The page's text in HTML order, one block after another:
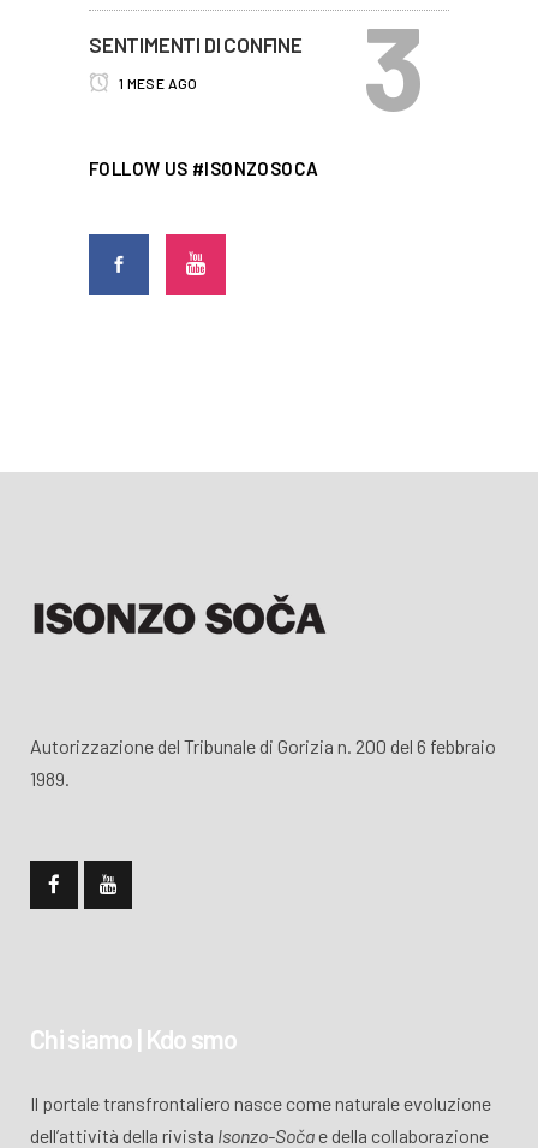
SENTIMENTI DI CONFINE
1 MESE AGO
FOLLOW US #ISONZOSOCA
Autorizzazione del Tribunale di Gorizia n. 200 del 6 febbraio
1989.
Chi siamo | Kdo smo
Il portale transfrontaliero nasce come naturale evoluzione
dell’attività della rivista Isonzo-Sočae della collaborazione